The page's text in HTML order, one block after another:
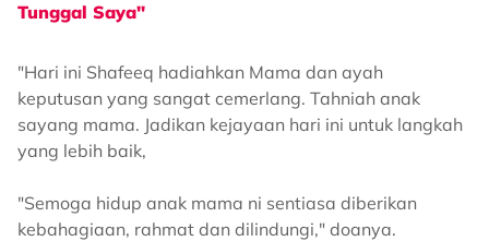
Tunggal Saya"
"Hari ini Shafeeq hadiahkan Mama dan ayah
keputusan yang sangat cemerlang. Tahniah anak
sayang mama. Jadikan kejayaan hari ini untuk langkah
yang lebih baik,
"Semoga hidup anak mama ni sentiasa diberikan
kebahagiaan, rahmat dan dilindungi," doanya.